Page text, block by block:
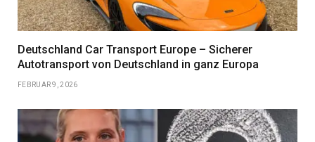
Deutschland Car Transport Europe – Sicherer
Autotransport von Deutschland in ganz Europa
FEBRUAR 9, 2026